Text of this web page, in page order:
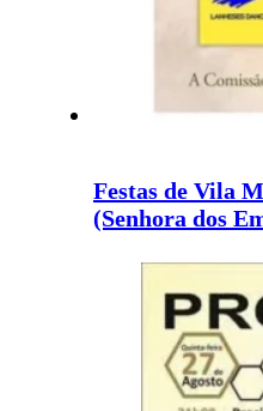
Festas de Vila
(Senhora dos